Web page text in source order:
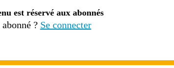
est réservé aux abonnés
? Se connecter